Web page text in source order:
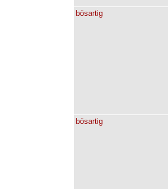
bösartig
bösartig